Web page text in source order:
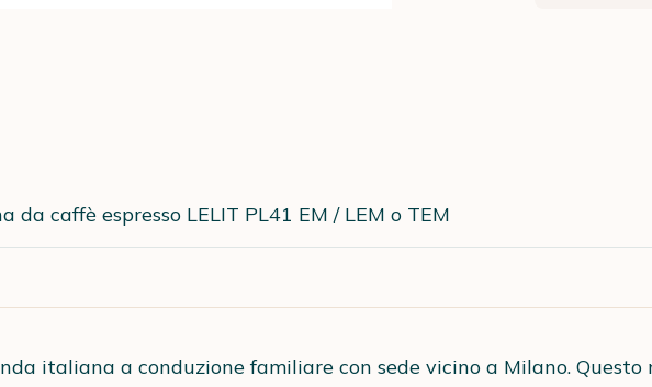
caffè espresso LELIT PL41 EM / LEM o TEM
italiana a conduzione familiare con sede vicino a Milano. Questo